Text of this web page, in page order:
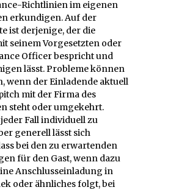
Richtlinien im eigenen
erkundigen. Auf der
ist derjenige, der die
seinem Vorgesetzten oder
Officer bespricht und
lässt. Probleme können
wenn der Einladende aktuell
mit der Firma des
steht oder umgekehrt.
Fall individuell zu
generell lässt sich
bei den zu erwartenden
für den Gast, wenn dazu
Anschlusseinladung in
oder ähnliches folgt, bei